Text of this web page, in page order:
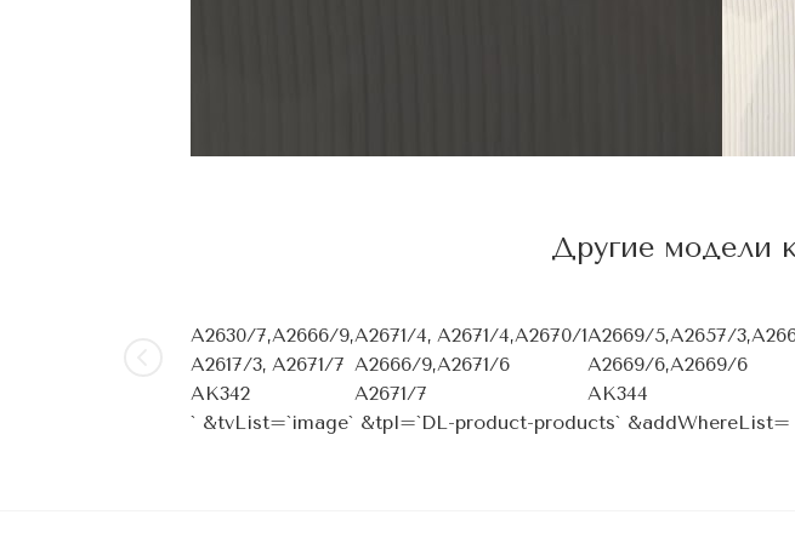
Другие модели
A2630/7,
A2617/3,
AK342
А2666/9,
A2671/7
A2671/4,
A2666/9,
A2671/7
A2671/4,
A2671/6
A2670/1A2669/5,
A2669/6,
AK344
A2657/3,
A2669/6
` &tvList=`image` &tpl=`DL-product-products` &addWhereList=